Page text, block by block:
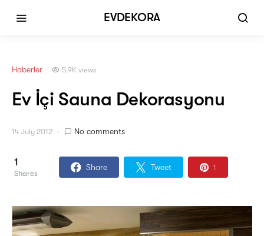
EVDEKORA
Haberler 5.9K views
Ev İçi Sauna Dekorasyonu
14 July 2012 No comments
1
Shares
Share Tweet 1